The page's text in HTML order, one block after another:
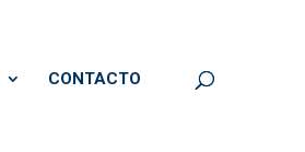
CONTACTO